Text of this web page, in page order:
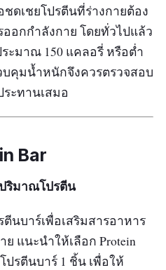
ดเชยโปรตีนที่ร่างกายต้อง
อกกำลังกาย โดยทั่วไปแล้ว
ะมาณ 150 แคลอรี่ หรือต่ำ
คุมน้ำหนักจึงควรตรวจสอบ
ะทานเสมอ
Bar
ริมาณโปรตีน
นบาร์เพื่อเสริมสารอาหาร
แนะนำให้เลือก Protein
รตีนบาร์ 1 ชิ้น เพื่อให้